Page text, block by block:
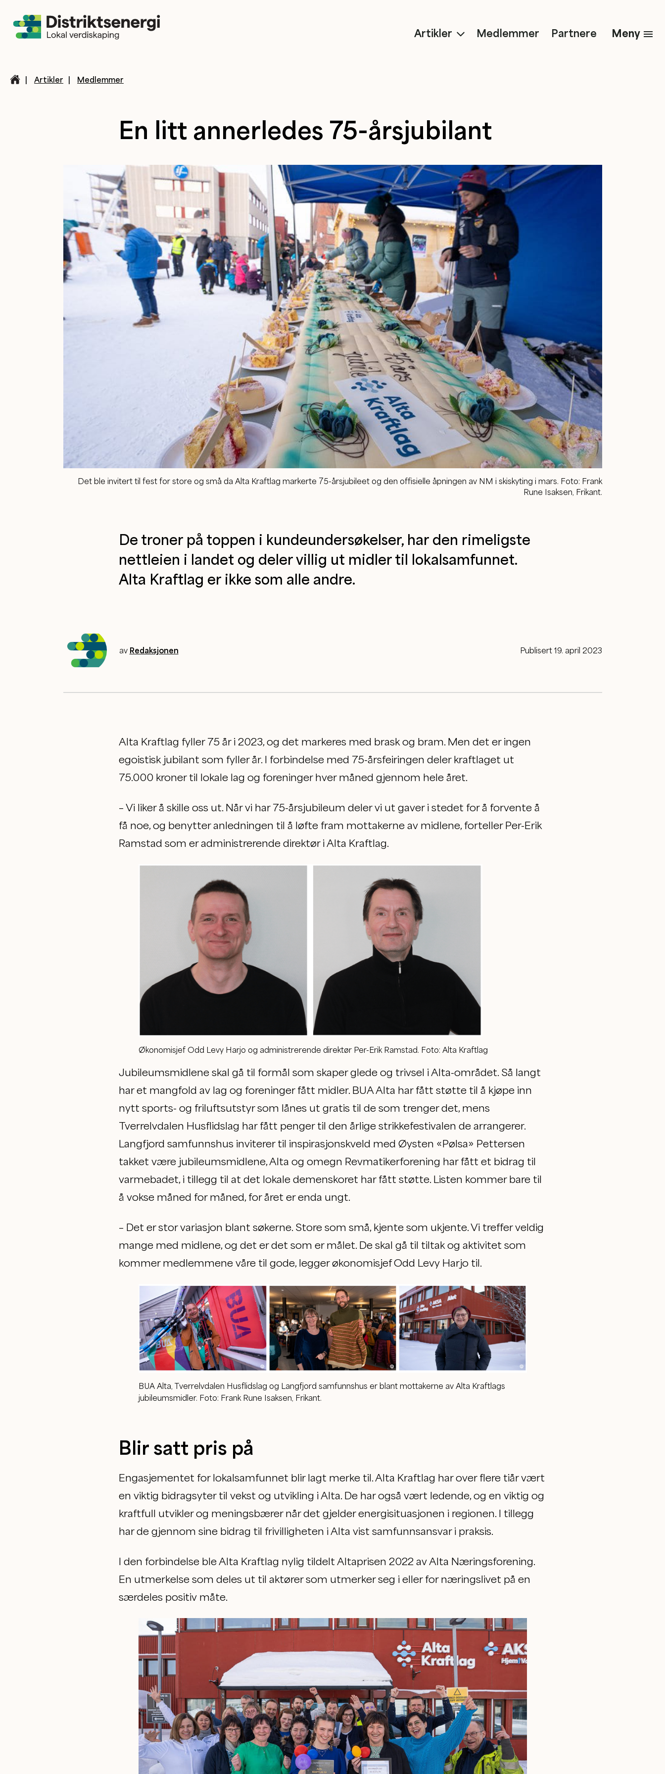
Artikler Medlemmer Partnere Meny
Artikler Medlemmer
En litt annerledes 75-årsjubilant
Det ble invitert til fest for store og små da Alta Kraftlag markerte 75-årsjubileet og den offisielle åpningen av NM i skiskyting i mars. Foto: Frank
Rune Isaksen, Frikant.
De troner på toppen i kundeundersøkelser, har den rimeligste
nettleien i landet og deler villig ut midler til lokalsamfunnet.
Alta Kraftlag er ikke som alle andre.
av Redaksjonen Publisert 19. april 2023
Alta Kraftlag fyller 75 år i 2023, og det markeres med brask og bram. Men det er ingen
egoistisk jubilant som fyller år. I forbindelse med 75-årsfeiringen deler kraftlaget ut
75.000 kroner til lokale lag og foreninger hver måned gjennom hele året.
– Vi liker å skille oss ut. Når vi har 75-årsjubileum deler vi ut gaver i stedet for å forvente å
få noe, og benytter anledningen til å løfte fram mottakerne av midlene, forteller Per-Erik
Ramstad som er administrerende direktør i Alta Kraftlag.
Økonomisjef Odd Levy Harjo og administrerende direktør Per-Erik Ramstad. Foto: Alta Kraftlag
Jubileumsmidlene skal gå til formål som skaper glede og trivsel i Alta-området. Så langt
har et mangfold av lag og foreninger fått midler. BUA Alta har fått støtte til å kjøpe inn
nytt sports- og friluftsutstyr som lånes ut gratis til de som trenger det, mens
Tverrelvdalen Husflidslag har fått penger til den årlige strikkefestivalen de arrangerer.
Langfjord samfunnshus inviterer til inspirasjonskveld med Øysten «Pølsa» Pettersen
takket være jubileumsmidlene, Alta og omegn Revmatikerforening har fått et bidrag til
varmebadet, i tillegg til at det lokale demenskoret har fått støtte. Listen kommer bare til
å vokse måned for måned, for året er enda ungt.
– Det er stor variasjon blant søkerne. Store som små, kjente som ukjente. Vi treffer veldig
mange med midlene, og det er det som er målet. De skal gå til tiltak og aktivitet som
kommer medlemmene våre til gode, legger økonomisjef Odd Levy Harjo til.
BUA Alta, Tverrelvdalen Husflidslag og Langfjord samfunnshus er blant mottakerne av Alta Kraftlags
jubileumsmidler. Foto: Frank Rune Isaksen, Frikant.
Blir satt pris på
Engasjementet for lokalsamfunnet blir lagt merke til. Alta Kraftlag har over flere tiår vært
en viktig bidragsyter til vekst og utvikling i Alta. De har også vært ledende, og en viktig og
kraftfull utvikler og meningsbærer når det gjelder energisituasjonen i regionen. I tillegg
har de gjennom sine bidrag til frivilligheten i Alta vist samfunnsansvar i praksis.
I den forbindelse ble Alta Kraftlag nylig tildelt Altaprisen 2022 av Alta Næringsforening.
En utmerkelse som deles ut til aktører som utmerker seg i eller for næringslivet på en
særdeles positiv måte.